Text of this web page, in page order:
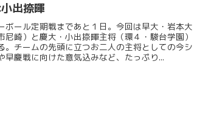
出捺暉
ボール定期戦まであと１日。今回は早大・岩本大
尼崎）と慶大・小出捺暉主将（環４・駿台学園）
。チームの先頭に立つお二人の主将としての今シ
早慶戦に向けた意気込みなど、たっぷり...